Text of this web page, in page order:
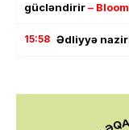
gücləndirir–
15:58 Ədliyyə